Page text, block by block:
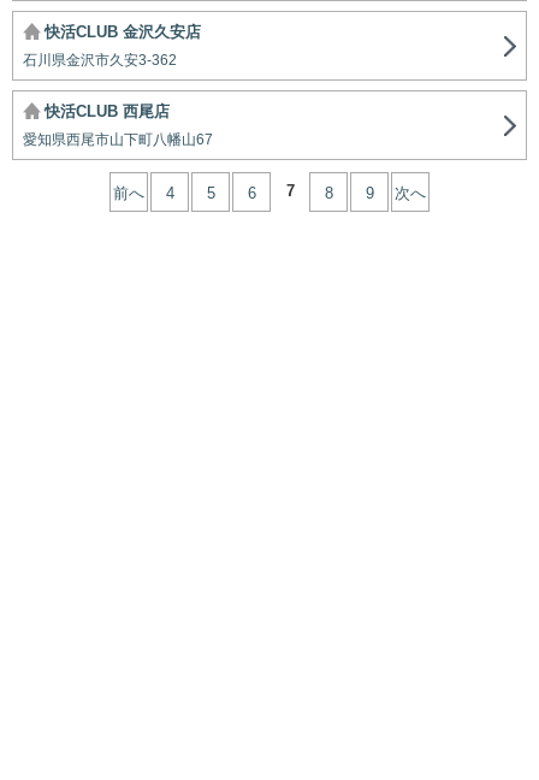
快活CLUB 金沢久安店
石川県金沢市久安3-362
快活CLUB 西尾店
愛知県西尾市山下町八幡山67
前へ 4 5 6 7 8 9 次へ